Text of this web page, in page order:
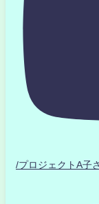
/プロジェクトA子